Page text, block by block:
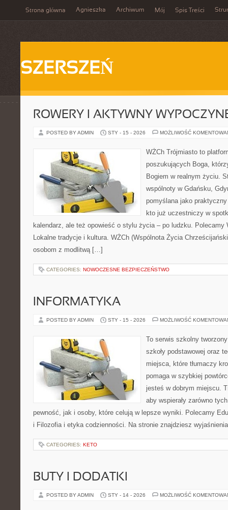
Strona główna Agnieszka Archiwum Mój Spis Treści
SZERSZEŃ
ROWERY I AKTYWNY
POSTED BY ADMIN STY - 15 - 2026 MOŻLIWOŚĆ
WŻCh Trójmiasto to
poszukujących Boga,
Bogiem w realnym życiu.
wspólnoty w Gdańsku,
pomyślana jako
kto już uczestniczy w
kalendarz, ale też opowieść o stylu życia – po ludzku. Polecamy
Lokalne tradycje i kultura. WŻCh (Wspólnota Życia
osobom z modlitwą […]
CATEGORIES: NOWOCZESNE BEZPIECZEŃSTWO
INFORMATYKA
POSTED BY ADMIN STY - 15 - 2026 MOŻLIWOŚĆ
To serwis szkolny
szkoły podstawowej oraz
miejsca, które tłumaczy
pomaga w szybkiej
jesteś w dobrym miejscu.
aby wspierały zarówno
pewność, jak i osoby, które celują w lepsze wyniki. Polecamy
i Filozofia i etyka codzienności. Na stronie znajdziesz
CATEGORIES: KETO
BUTY I DODATKI
POSTED BY ADMIN STY - 14 - 2026 MOŻLIWOŚĆ